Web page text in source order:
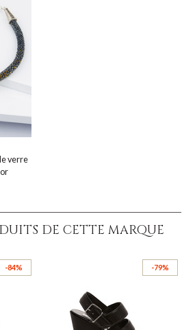
verre
DE CETTE MARQUE
-84% -79%